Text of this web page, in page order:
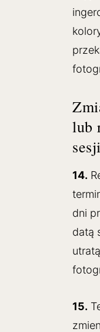
lub
sesji
14.
dni
datą
15.